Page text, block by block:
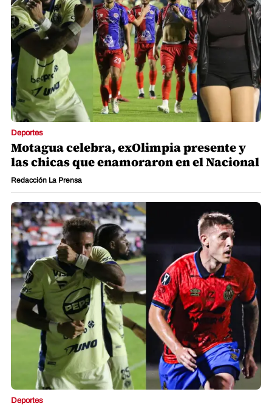
Deportes
Motagua celebra, exOlimpia presente y
las chicas que enamoraron en el Nacional
Redacción La Prensa
Deportes